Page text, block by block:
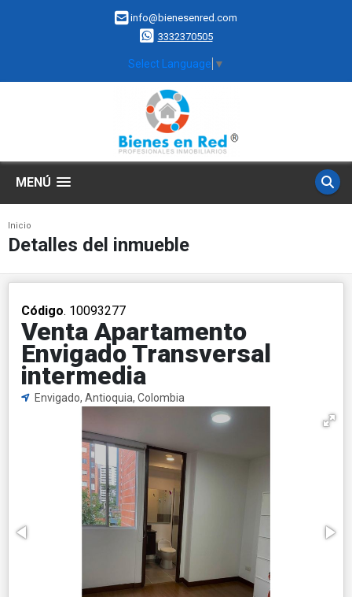
info@bienesenred.com
3332370505
Select Language ▼
MENÚ
Inicio
Detalles del inmueble
Código. 10093277
Venta Apartamento
Envigado Transversal
intermedia
Envigado, Antioquia, Colombia